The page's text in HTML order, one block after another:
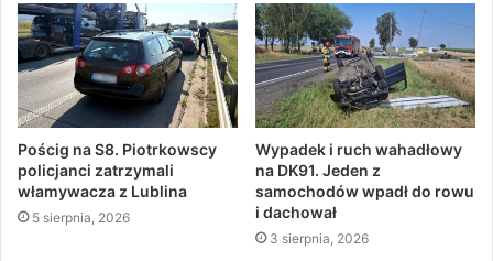
Pościg na S8. Piotrkowscy
policjanci zatrzymali
włamywacza z Lublina
5 sierpnia, 2026
Wypadek i ruch wahadłowy
na DK91. Jeden z
samochodów wpadł do rowu
i dachował
3 sierpnia, 2026